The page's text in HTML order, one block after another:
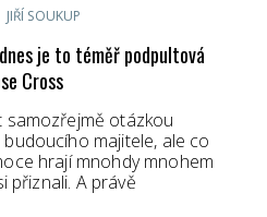
JIŘÍ SOUKUP
je to téměř podpultová
Cross
samozřejmě otázkou
majitele, ale co
hrají mnohdy mnohem
přiznali. A právě